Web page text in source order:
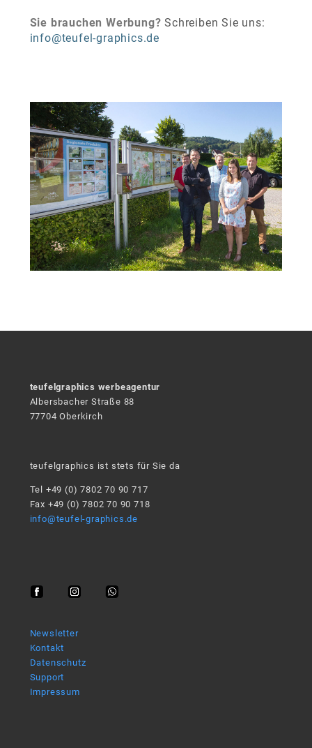
Sie brauchen Werbung? Schreiben Sie uns:
info@teufel-graphics.de
teufelgraphics werbeagentur
Albersbacher Straße 88
77704 Oberkirch
teufelgraphics ist stets für Sie da
Tel +49 (0) 7802 70 90 717
Fax +49 (0) 7802 70 90 718
info@teufel-graphics.de
Newsletter
Kontakt
Datenschutz
Support
Impressum